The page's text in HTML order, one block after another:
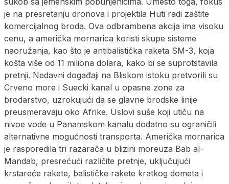
je na presretanju dronova i projektila Huti radi zaštite
komercijalnog broda. Ova odbrambena akcija ima visoku
cenu, a američka mornarica koristi skupe sisteme
naoružanja, kao što je antibalistička raketa SM-3, koja
košta više od 11 miliona dolara, kako bi se suprotstavila
pretnji. Nedavni događaji na Bliskom istoku pretvorili su
Crveno more i Suecki kanal u opasne zone za
brodarstvo, uzrokujući da se glavne brodske linije
preusmeravaju oko Afrike. Uslovi suše koji utiču na
nivoe vode u Panamskom kanalu dodatno su ograničili
alternativne mogućnosti transporta. Američka mornarica
je rasporedila tri razarača u blizini moreuza Bab al-
Mandab, presrećući različite pretnje, uključujući
krstareće rakete, balističke rakete kratkog dometa i